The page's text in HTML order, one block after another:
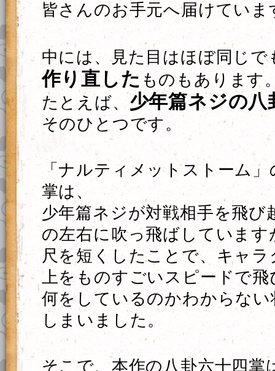
皆さんのお手元へ届けていま
中には、見た目はほぼ同じで
作り直した ものもあります
たとえば、 少年篇ネジの八
そのひとつです。
「ナルティメットストーム
掌は、
少年篇ネジが対戦相手を飛び
の左右に吹っ飛ばしています
尺を短くしたことで、キャ
上をものすごいスピードで飛
何をしているのかわからな
しまいました。
そこで、本作の八卦六十四掌